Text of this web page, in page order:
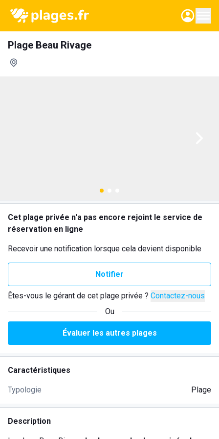
Plage Beau Rivage
Cet plage privée n'a pas encore rejoint le service de
réservation en ligne
Recevoir une notification lorsque cela devient disponible
Notifier
Êtes-vous le gérant de cet plage privée ? Contactez-nous
Ou
Évaluer les autres plages
Caractéristiques
Typologie Plage
Description